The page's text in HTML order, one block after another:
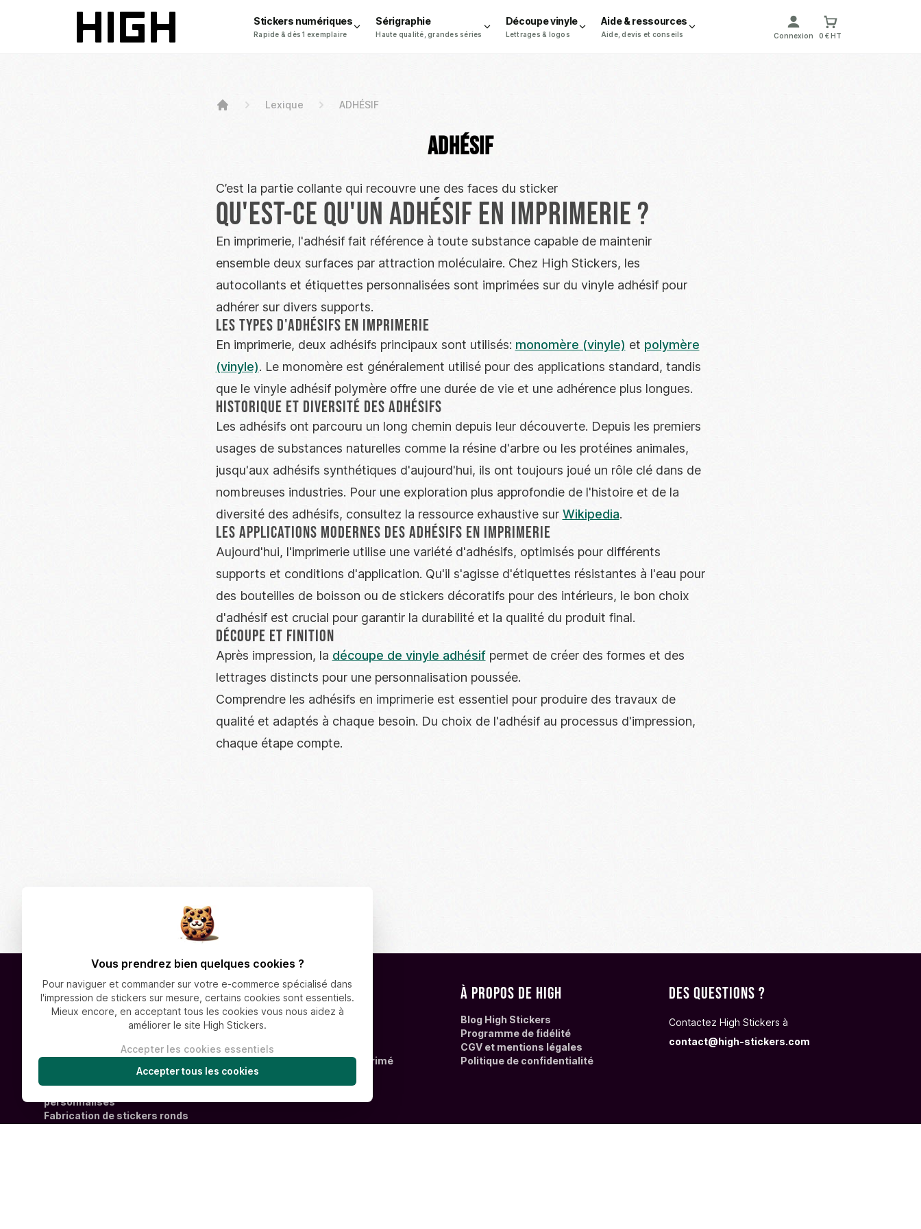
Stickers numériques
Rapide & dès 1 exemplaire
Sérigraphie
Haute qualité, grandes séries
Découpe vinyle
Lettrages & logos
Aide & ressources
Aide, devis et conseils Connexion 0 € HT
Vous prendrez bien quelques cookies ?
Pour naviguer et commander sur votre e-commerce spécialisé dans
l'impression de stickers sur mesure, certains cookies sont essentiels.
Mieux encore, en acceptant tous les cookies vous nous aidez à
améliorer le site High Stickers.
Lexique ADHÉSIF
ADHÉSIF
C’est la partie collante qui recouvre une des faces du sticker
Qu'est-ce qu'un adhésif en imprimerie ?
En imprimerie, l'adhésif fait référence à toute substance capable de maintenir
ensemble deux surfaces par attraction moléculaire. Chez High Stickers, les
autocollants et étiquettes personnalisées sont imprimées sur du vinyle adhésif pour
adhérer sur divers supports.
Les types d'adhésifs en imprimerie
En imprimerie, deux adhésifs principaux sont utilisés: monomère (vinyle) et polymère
(vinyle). Le monomère est généralement utilisé pour des applications standard, tandis
que le vinyle adhésif polymère offre une durée de vie et une adhérence plus longues.
Historique et diversité des adhésifs
Les adhésifs ont parcouru un long chemin depuis leur découverte. Depuis les premiers
usages de substances naturelles comme la résine d'arbre ou les protéines animales,
jusqu'aux adhésifs synthétiques d'aujourd'hui, ils ont toujours joué un rôle clé dans de
nombreuses industries. Pour une exploration plus approfondie de l'histoire et de la
diversité des adhésifs, consultez la ressource exhaustive sur Wikipedia.
Les applications modernes des adhésifs en imprimerie
Aujourd'hui, l'imprimerie utilise une variété d'adhésifs, optimisés pour différents
supports et conditions d'application. Qu'il s'agisse d'étiquettes résistantes à l'eau pour
des bouteilles de boisson ou de stickers décoratifs pour des intérieurs, le bon choix
d'adhésif est crucial pour garantir la durabilité et la qualité du produit final.
Découpe et finition
Après impression, la découpe de vinyle adhésifpermet de créer des formes et des
lettrages distincts pour une personnalisation poussée.
Comprendre les adhésifs en imprimerie est essentiel pour produire des travaux de
qualité et adaptés à chaque besoin. Du choix de l'adhésif au processus d'impression,
chaque étape compte.
Stickers sur mesure
Stickers personnalisés numériques
Stickers fluo personnalisés
Découpe de vinyle autocollant
Toutes nos offres de stickers
personnalisés
Fabrication de stickers ronds
Aide & support
Foire Aux Questions
Lexique de l'adhésif imprimé
À propos de High
Blog High Stickers
Programme de fidélité
CGV et mentions légales
Politique de confidentialité
Des questions ?
Contactez High Stickers à
contact@high-stickers.com